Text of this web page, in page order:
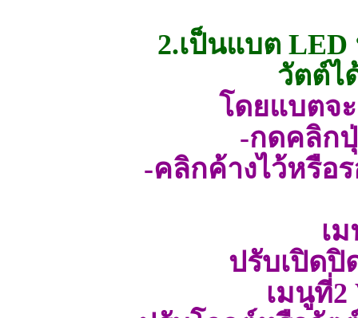
2.เป็นแบต
วัตต์ไ
โดยแบตจ
-กดคลิก
-คลิกค้างไว้หรือ
เ
ปรับเปิดปิ
เมนูที่2